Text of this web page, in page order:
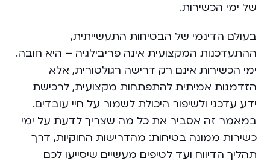
של ימי הכשירות.
בעולם הדינמי של הבטיחות התעשייתית,
ההתעדכנות המקצועית אינה פריבילגיה – היא חובה.
ימי הכשירות אינם רק דרישה רגולטורית, אלא
הזדמנות אמיתית להתפתחות מקצועית, לרכישת
ידע עדכני ולשיפור היכולת לשמור על חיי עובדים.
במאמר זה אסביר את כל מה שצריך לדעת על ימי
כשירות ממונה בטיחות: מהדרישות החוקיות, דרך
תהליך הדיווח ועד לטיפים מעשיים שיסייעו לכם